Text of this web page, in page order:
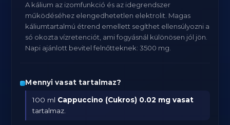
A kálium az izomfunkció és az idegrendszer
működéséhez elengedhetetlen elektrolit. Magas
káliumtartalmú étrend emellett segíthet ellensúlyozni a
só okozta vízretenciót, ami fogyásnál különösen jól jön.
Napi ajánlott bevitel felnőtteknek: 3500 mg.
Mennyi vasat tartalmaz?
100 ml Cappuccino (Cukros) 0.02 mg vasat
tartalmaz.